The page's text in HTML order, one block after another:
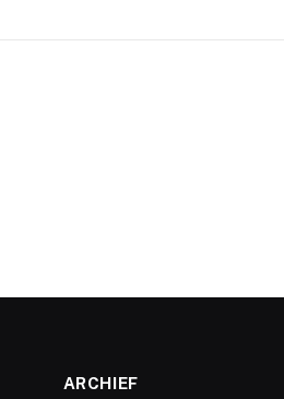
ARCHIEF